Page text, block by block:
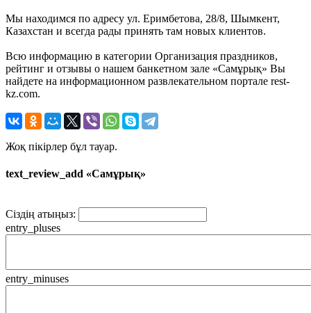
Мы находимся по адресу ул. Еримбетова, 28/8, Шымкент,
Казахстан и всегда рады принять там новых клиентов.
Всю информацию в категории Организация праздников,
рейтинг и отзывы о нашем банкетном зале «Самұрық» Вы
найдете на информационном развлекательном портале rest-
kz.com.
Жоқ пікірлер бұл тауар.
text_review_add «Самұрық»
Сіздің атыңыз:
entry_pluses
entry_minuses